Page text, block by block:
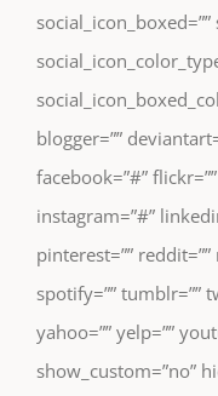
blogger=””
facebook=”#”
instagram=”#”
pinterest=”” reddit=””
spotify=”” tumblr=””
yahoo=”” yelp=””
show_custom=”no”